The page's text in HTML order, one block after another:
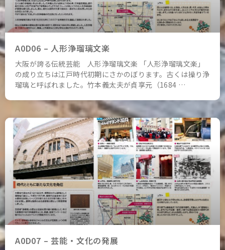
A0D06 – 人形浄瑠璃文楽
大阪が誇る伝統芸能 人形浄瑠璃文楽 「人形浄瑠璃文楽」
の成り立ちは江戸時代初期にさかのぼります。古くは操り浄
瑠璃と呼ばれました。竹本義太夫が貞享元（1684 …
A0D07 – 芸能・文化の発展